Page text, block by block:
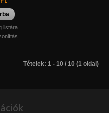
listára
Tételek: 1 - 10 / 10 (1 oldal)